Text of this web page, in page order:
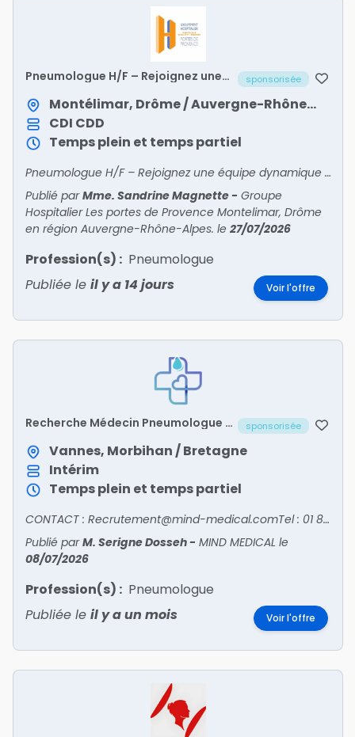
Pneumologue H/F – Rejoignez une
Montélimar (Drôme)
sponsorisée
Montélimar, Drôme / Auvergne-Rhône-Alpes
CDI CDD
Temps plein et temps partiel
Pneumologue H/F – Rejoignez une équipe dynamique au GHPP de Montélimar (Drôme)
Publié parMme. Sandrine Magnette- Groupe
Hospitalier Les portes de Provence Montelimar, Drôme
en région Auvergne-Rhône-Alpes. le 27/07/2026
Profession(s) : Pneumologue
Publiée le il y a 14 jours Voir l'offre
Recherche Médecin Pneumologue -
sponsorisée
Vannes, Morbihan / Bretagne
Intérim
Temps plein et temps partiel
CONTACT : Recrutement@mind-medical.comTel : 01 89 71 56 25
Publié parM. Serigne Dosseh- MIND MEDICAL le
08/07/2026
Profession(s) : Pneumologue
Publiée le il y a un mois Voir l'offre